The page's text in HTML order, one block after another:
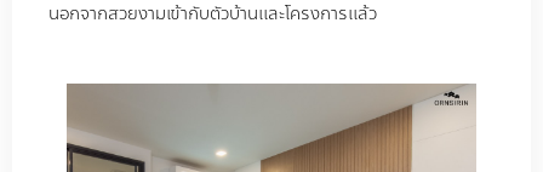
นอกจากสวยงามเข้ากับตัวบ้านและโครงการแล้ว